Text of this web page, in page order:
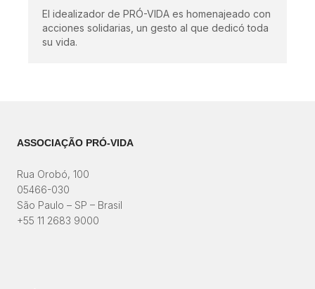
El idealizador de PRÓ-VIDA es homenajeado con
acciones solidarias, un gesto al que dedicó toda
su vida.
ASSOCIAÇÃO PRÓ-VIDA
Rua Orobó, 100
05466-030
São Paulo – SP – Brasil
+55 11 2683 9000